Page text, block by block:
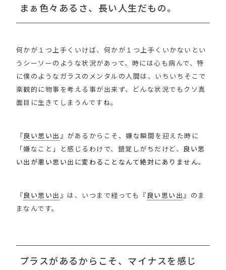
まぁ色々あるさ、長い人生だもの。
何かが１つ上手くいけば、何かが１つ上手くいかないとい
うシーソーのような状況があって、時には心も病んで、特
に僕のようなガラスのメンタルの人間は、いちいちそこで
楽観的に物事を考える事が出来ず、どんな状況でもクソ真
面目に生きてしまうんですね。
『良い思い出 』があるからこそ、嫌な瞬間を迎えた時に
「嫌なこと」と感じるわけで、錯覚しがちだけど、 良い思
い出が悪い思い出に変わることなんて絶対にありません。
『良い思い出 』は、いつまで経っても『 良い思い出 』のま
まなんです。
プラスがあるからこそ、マイナスを感じ